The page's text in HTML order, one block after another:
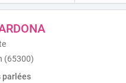
(65300)
parlées